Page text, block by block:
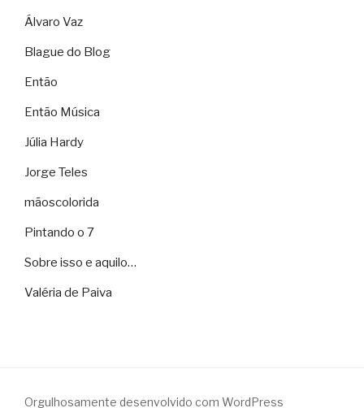
Álvaro Vaz
Blague do Blog
Então
Então Música
Júlia Hardy
Jorge Teles
mãoscolorida
Pintando o 7
Sobre isso e aquilo…
Valéria de Paiva
Orgulhosamente desenvolvido com WordPress